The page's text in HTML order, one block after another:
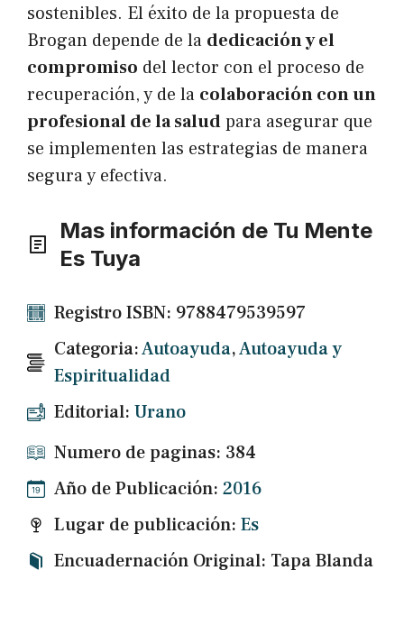
sostenibles. El éxito de la propuesta de
Brogan depende de la dedicación y el
compromiso del lector con el proceso de
recuperación, y de la colaboración con un
profesional de la saludpara asegurar que
se implementen las estrategias de manera
segura y efectiva.
Mas información de Tu Mente
Es Tuya
Registro ISBN: 9788479539597
Categoria:Autoayuda,Autoayuda y
Espiritualidad
Editorial: Urano
Numero de paginas: 384
Año de Publicación: 2016
Lugar de publicación: Es
Encuadernación Original: Tapa Blanda